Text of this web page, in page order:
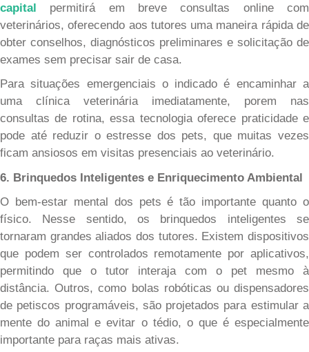
capital
permitirá em breve consultas online com
veterinários, oferecendo aos tutores uma maneira rápida de
obter conselhos, diagnósticos preliminares e solicitação de
exames sem precisar sair de casa.
Para situações emergenciais o indicado é encaminhar a
uma clínica veterinária imediatamente, porem nas
consultas de rotina, essa tecnologia oferece praticidade e
pode até reduzir o estresse dos pets, que muitas vezes
ficam ansiosos em visitas presenciais ao veterinário.
6. Brinquedos Inteligentes e Enriquecimento Ambiental
O bem-estar mental dos pets é tão importante quanto o
físico. Nesse sentido, os brinquedos inteligentes se
tornaram grandes aliados dos tutores. Existem dispositivos
que podem ser controlados remotamente por aplicativos,
permitindo que o tutor interaja com o pet mesmo à
distância. Outros, como bolas robóticas ou dispensadores
de petiscos programáveis, são projetados para estimular a
mente do animal e evitar o tédio, o que é especialmente
importante para raças mais ativas.